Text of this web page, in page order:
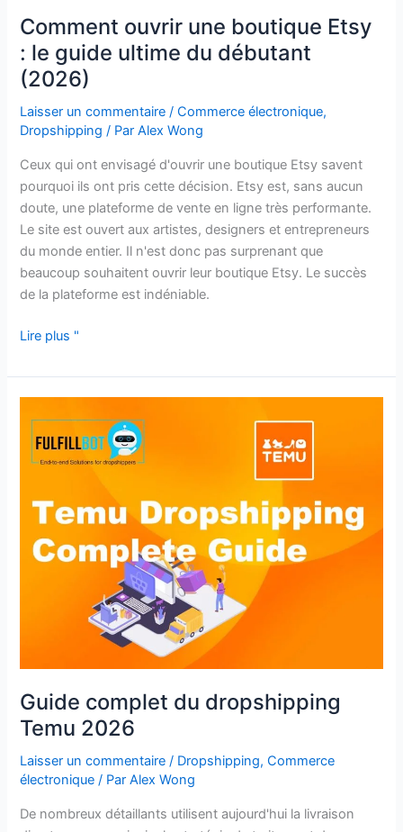
Comment ouvrir une boutique Etsy
: le guide ultime du débutant
(2026)
Laisser un commentaire /Commerce électronique,
Dropshipping / ParAlex Wong
Ceux qui ont envisagé d'ouvrir une boutique Etsy savent
pourquoi ils ont pris cette décision. Etsy est, sans aucun
doute, une plateforme de vente en ligne très performante.
Le site est ouvert aux artistes, designers et entrepreneurs
du monde entier. Il n'est donc pas surprenant que
beaucoup souhaitent ouvrir leur boutique Etsy. Le succès
de la plateforme est indéniable.
Lire plus "
Guide complet du dropshipping
Temu 2026
Laisser un commentaire / Dropshipping,Commerce
électronique / ParAlex Wong
De nombreux détaillants utilisent aujourd'hui la livraison